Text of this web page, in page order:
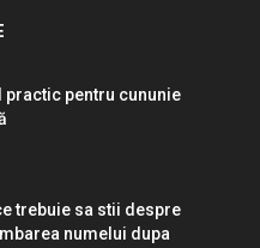
practic pentru cununie
trebuie sa stii despre
numelui dupa